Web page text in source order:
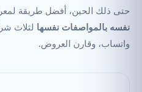
حتى ذلك الحين، أفضل طريقة
نفسه بالمواصفات نفسها لثلاث
واتساب، وقارن العروض.